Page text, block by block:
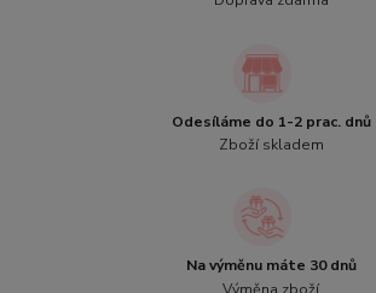
Odesíláme do 1-2 prac. dnů
Zboží skladem
Na výměnu máte 30 dnů